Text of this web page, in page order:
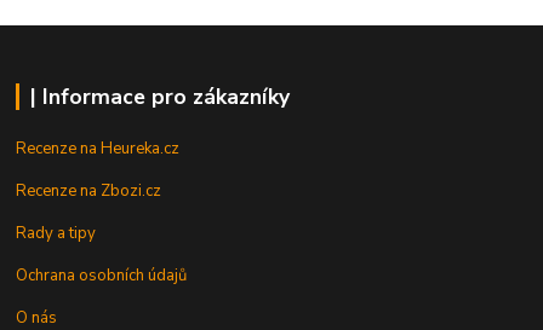
| Informace pro zákazníky
Recenze na Heureka.cz
Recenze na Zbozi.cz
Rady a tipy
Ochrana osobních údajů
O nás